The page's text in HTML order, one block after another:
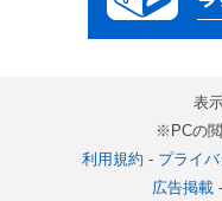
表
※PCの
利用規約 - プライ
広告掲載-